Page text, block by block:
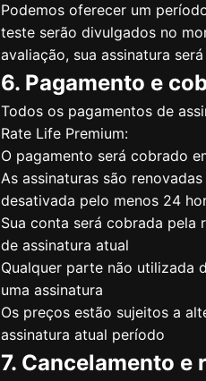
Podemos oferecer um
teste serão divulgados no
avaliação, sua assinatura
6. Pagamento e
Todos os pagamentos de
Rate Life Premium:
O pagamento será cobrado
As assinaturas são
desativada pelo menos 24
Sua conta será cobrada
de assinatura atual
Qualquer parte não utilizada
uma assinatura
Os preços estão sujeitos a
assinatura atual período
7. Cancelamento e